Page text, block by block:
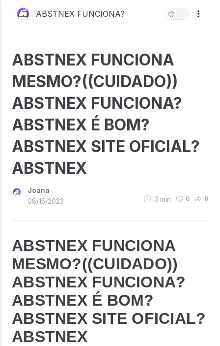
ABSTNEX FUNCIONA?
ABSTNEX FUNCIONA
MESMO?((CUIDADO))
ABSTNEX FUNCIONA?
ABSTNEX É BOM?
ABSTNEX SITE OFICIAL?
ABSTNEX
Joana
08/15/2023
3 min 0 0
ABSTNEX FUNCIONA
MESMO?((CUIDADO))
ABSTNEX FUNCIONA?
ABSTNEX É BOM?
ABSTNEX SITE OFICIAL?
ABSTNEX